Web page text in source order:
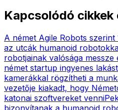
Kapcsolódó cikkek
A német Agile Robots
az utcák humanoid
robotjainak valósága
német startup ingyenes
kamerákkal rögzítheti a
vezetője kiakadt, hogy
katonai szoftvereket venni
bizonyítanak a humanoid